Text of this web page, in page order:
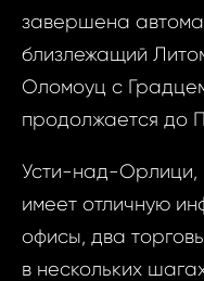
завершена
близлежащий
Оломоуц с
продолжается до
Усти-над-Орлици,
имеет отличную
офисы, два
в нескольких